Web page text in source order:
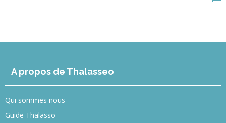
A propos de Thalasseo
Qui sommes nous
Guide Thalasso